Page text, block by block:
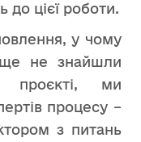
до цієї роботи.
у чому
ще не знайшли
проєкті, ми
процесу –
з питань